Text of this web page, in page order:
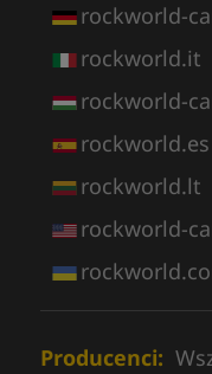
rockworld-
rockworld.it
rockworld-
rockworld.es
rockworld.lt
rockworld-
Producenci: